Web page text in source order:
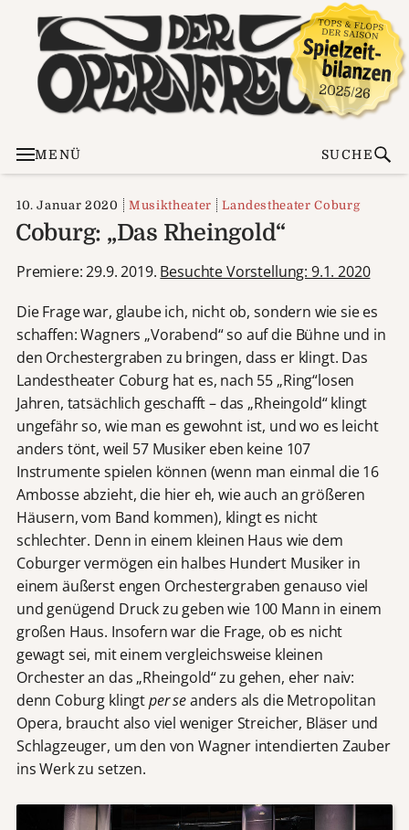
MENÜ SUCHE
10. Januar 2020 Musiktheater Landestheater Coburg
Coburg: „Das Rheingold“
Premiere: 29.9. 2019. Besuchte Vorstellung: 9.1. 2020
Die Frage war, glaube ich, nicht ob, sondern wie sie es
schaffen: Wagners „Vorabend“ so auf die Bühne und in
den Orchestergraben zu bringen, dass er klingt. Das
Landestheater Coburg hat es, nach 55 „Ring“losen
Jahren, tatsächlich geschafft – das „Rheingold“ klingt
ungefähr so, wie man es gewohnt ist, und wo es leicht
anders tönt, weil 57 Musiker eben keine 107
Instrumente spielen können (wenn man einmal die 16
Ambosse abzieht, die hier eh, wie auch an größeren
Häusern, vom Band kommen), klingt es nicht
schlechter. Denn in einem kleinen Haus wie dem
Coburger vermögen ein halbes Hundert Musiker in
einem äußerst engen Orchestergraben genauso viel
und genügend Druck zu geben wie 100 Mann in einem
großen Haus. Insofern war die Frage, ob es nicht
gewagt sei, mit einem vergleichsweise kleinen
Orchester an das „Rheingold“ zu gehen, eher naiv:
denn Coburg klingtper seanders als die Metropolitan
Opera, braucht also viel weniger Streicher, Bläser und
Schlagzeuger, um den von Wagner intendierten Zauber
ins Werk zu setzen.